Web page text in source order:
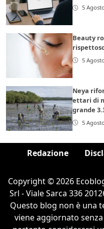
5
Beauty
5
Neya
ettari di
grande
5
Redazione
Copyright © 2026
Srl - Viale Sarca 336
Questo blog non è una
viene aggiornato